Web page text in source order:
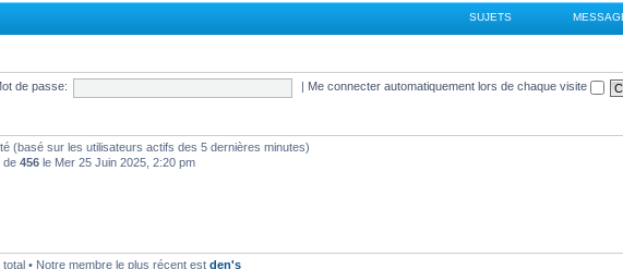
SUJETS
de passe: Me connecter automatiquement lors de chaque visite
(basé sur les utilisateurs actifs des 5 dernières minutes)
de 456 le Mer 25 Juin 2025, 2:20 pm
• Notre membre le plus récent est den's